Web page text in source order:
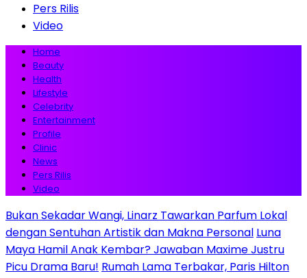
Pers Rilis
Video
Home
Beauty
Health
Lifestyle
Celebrity
Entertainment
Profile
Clinic
News
Pers Rilis
Video
Bukan Sekadar Wangi, Linarz Tawarkan Parfum Lokal
dengan Sentuhan Artistik dan Makna Personal Luna
Maya Hamil Anak Kembar? Jawaban Maxime Justru
Picu Drama Baru! Rumah Lama Terbakar, Paris Hilton